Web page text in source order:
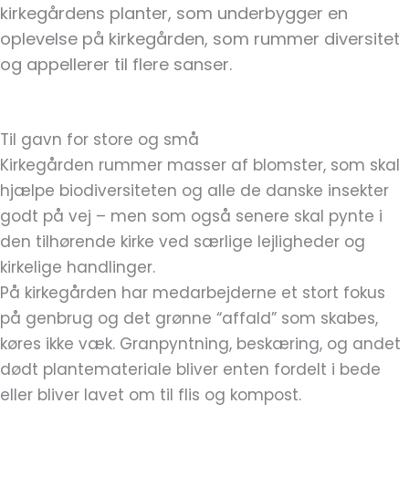
kirkegårdens planter, som underbygger en
oplevelse på kirkegården, som rummer diversitet
og appellerer til flere sanser.
Til gavn for store og små
Kirkegården rummer masser af blomster, som skal
hjælpe biodiversiteten og alle de danske insekter
godt på vej – men som også senere skal pynte i
den tilhørende kirke ved særlige lejligheder og
kirkelige handlinger.
På kirkegården har medarbejderne et stort fokus
på genbrug og det grønne “affald” som skabes,
køres ikke væk. Granpyntning, beskæring, og andet
dødt plantemateriale bliver enten fordelt i bede
eller bliver lavet om til flis og kompost.